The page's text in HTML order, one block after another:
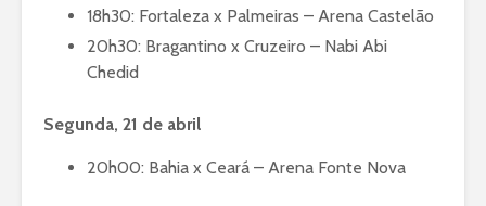
18h30: Fortaleza x Palmeiras – Arena Castelão
20h30: Bragantino x Cruzeiro – Nabi Abi
Chedid
Segunda, 21 de abril
20h00: Bahia x Ceará – Arena Fonte Nova